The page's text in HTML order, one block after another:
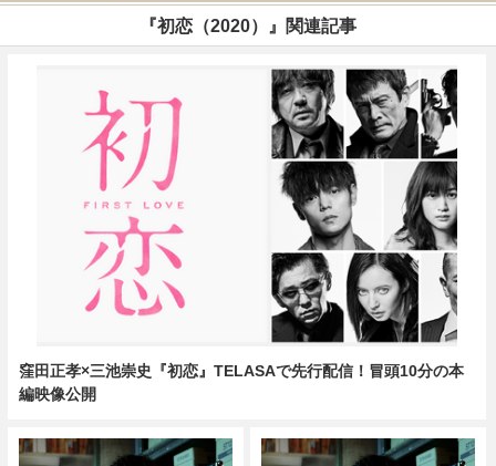
『初恋（2020）』関連記事
窪田正孝×三池崇史『初恋』TELASAで先行配信！冒頭10分の本
編映像公開